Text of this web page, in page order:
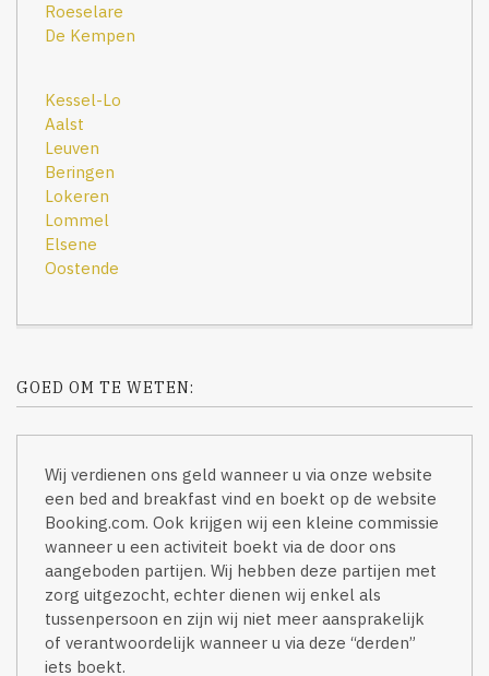
Roeselare
De Kempen
Kessel-Lo
Aalst
Leuven
Beringen
Lokeren
Lommel
Elsene
Oostende
GOED OM TE WETEN:
Wij verdienen ons geld wanneer u via onze website
een bed and breakfast vind en boekt op de website
Booking.com. Ook krijgen wij een kleine commissie
wanneer u een activiteit boekt via de door ons
aangeboden partijen. Wij hebben deze partijen met
zorg uitgezocht, echter dienen wij enkel als
tussenpersoon en zijn wij niet meer aansprakelijk
of verantwoordelijk wanneer u via deze “derden”
iets boekt.